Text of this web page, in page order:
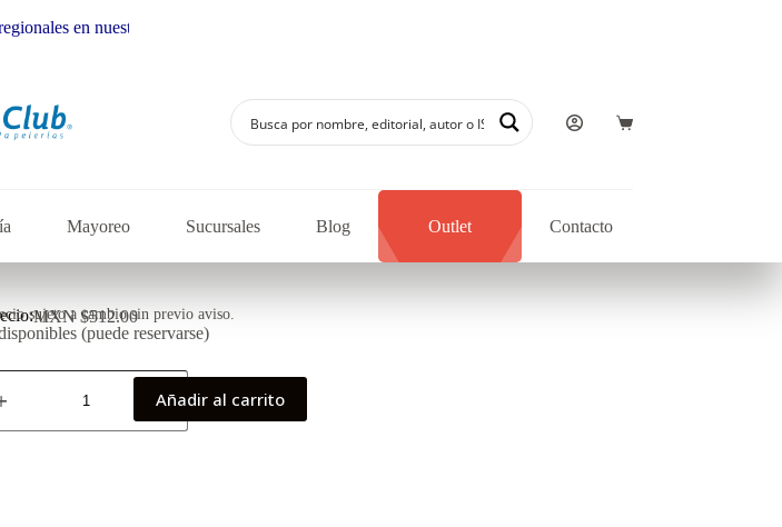
en nuestra librería
Mayoreo Sucursales Blog Outlet Contacto
MXN $512.00
sujeto a cambio sin previo aviso.
(puede reservarse)
Añadir al carrito